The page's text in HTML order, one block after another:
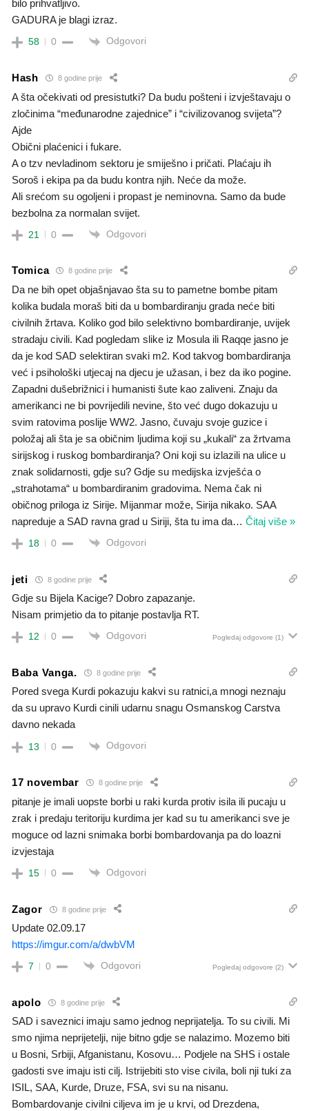
bilo prihvatljivo.
GADURA je blagi izraz.
58 0 Odgovori
Hash 8 godine prije
A šta očekivati od presistutki? Da budu pošteni i izvještavaju o
zločinima “međunarodne zajednice” i “civilizovanog svijeta”?
Ajde
Obični plaćenici i fukare.
A o tzv nevladinom sektoru je smiješno i pričati. Plaćaju ih
Soroš i ekipa pa da budu kontra njih. Neće da može.
Ali srećom su ogoljeni i propast je neminovna. Samo da bude
bezbolna za normalan svijet.
21 0 Odgovori
Tomica 8 godine prije
Da ne bih opet objašnjavao šta su to pametne bombe pitam
kolika budala moraš biti da u bombardiranju grada neće biti
civilnih žrtava. Koliko god bilo selektivno bombardiranje, uvijek
stradaju civili. Kad pogledam slike iz Mosula ili Raqqe jasno je
da je kod SAD selektiran svaki m2. Kod takvog bombardiranja
već i psihološki utjecaj na djecu je užasan, i bez da iko pogine.
Zapadni dušebrižnici i humanisti šute kao zaliveni. Znaju da
amerikanci ne bi povrijedili nevine, što već dugo dokazuju u
svim ratovima poslije WW2. Jasno, čuvaju svoje guzice i
položaj ali šta je sa običnim ljudima koji su „kukali“ za žrtvama
sirijskog i ruskog bombardiranja? Oni koji su izlazili na ulice u
znak solidarnosti, gdje su? Gdje su medijska izvješća o
„strahotama“ u bombardiranim gradovima. Nema čak ni
običnog priloga iz Sirije. Mijanmar može, Sirija nikako. SAA
napreduje a SAD ravna grad u Siriji, šta tu ima da… Čitaj više »
18 0 Odgovori
jeti 8 godine prije
Gdje su Bijela Kacige? Dobro zapazanje.
Nisam primjetio da to pitanje postavlja RT.
12 0 Odgovori Pogledaj odgovore (1)
Baba Vanga. 8 godine prije
Pored svega Kurdi pokazuju kakvi su ratnici,a mnogi neznaju
da su upravo Kurdi cinili udarnu snagu Osmanskog Carstva
davno nekada
13 0 Odgovori
17 novembar 8 godine prije
pitanje je imali uopste borbi u raki kurda protiv isila ili pucaju u
zrak i predaju teritoriju kurdima jer kad su tu amerikanci sve je
moguce od lazni snimaka borbi bombardovanja pa do loazni
izvjestaja
15 0 Odgovori
Zagor 8 godine prije
Update 02.09.17
https://imgur.com/a/dwbVM
7 0 Odgovori Pogledaj odgovore (2)
apolo 8 godine prije
SAD i saveznici imaju samo jednog neprijatelja. To su civili. Mi
smo njima neprijetelji, nije bitno gdje se nalazimo. Mozemo biti
u Bosni, Srbiji, Afganistanu, Kosovu… Podjele na SHS i ostale
gadosti sve imaju isti cilj. Istrijebiti sto vise civila, boli nji tuki za
ISIL, SAA, Kurde, Druze, FSA, svi su na nisanu.
Bombardovanje civilni ciljeva im je u krvi, od Drezdena,